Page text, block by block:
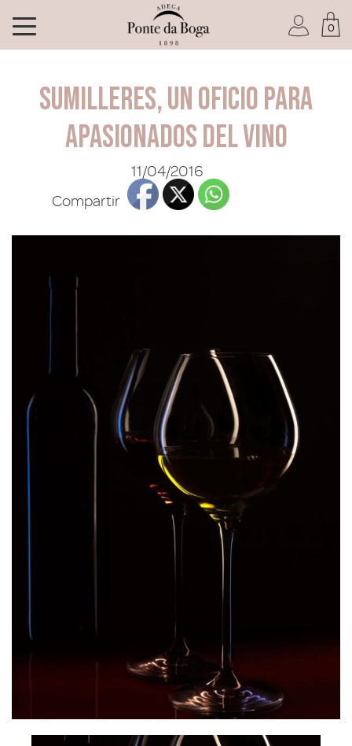
He olvidado mi contraseña
ACCEDER
0
Sumilleres, un oficio para
apasionados del vino
11/04/2016
Compartir